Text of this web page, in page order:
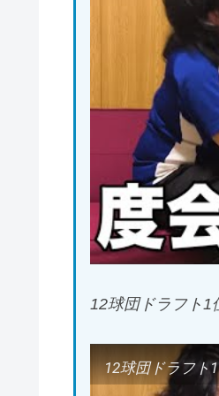
12球団ドラフト1
12球団ドラフト